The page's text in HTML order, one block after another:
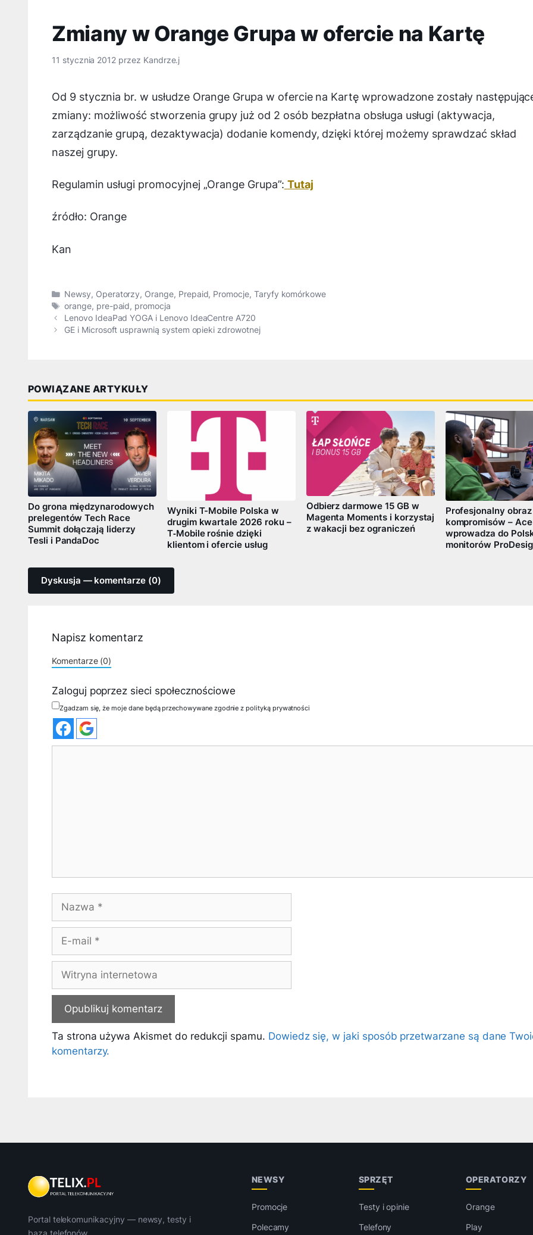
Zmiany w Orange Grupa w ofercie na Kartę
11 stycznia 2012 przez Kandrze.j
Od 9 stycznia br. w usłudze Orange Grupa w ofercie na Kartę wprowadzone zostały
zmiany: możliwość stworzenia grupy już od 2 osób bezpłatna obsługa usługi (aktywacja,
zarządzanie grupą, dezaktywacja) dodanie komendy, dzięki której możemy sprawdzać skład
naszej grupy.
Regulamin usługi promocyjnej „Orange Grupa”: Tutaj
źródło: Orange
Kan
Kategorie
Newsy, Operatorzy, Orange, Prepaid, Promocje, Taryfy komórkowe
Tagi
orange, pre-paid, promocja
Lenovo IdeaPad YOGA i Lenovo IdeaCentre A720
GE i Microsoft usprawnią system opieki zdrowotnej
POWIĄZANE ARTYKUŁY
Do grona międzynarodowych
prelegentów Tech Race
Summit dołączają liderzy
Tesli i PandaDoc
Wyniki T-Mobile Polska w
drugim kwartale 2026 roku –
T‑Mobile rośnie dzięki
klientom i ofercie usług
Odbierz darmowe 15 GB w
Magenta Moments i korzystaj
z wakacji bez ograniczeń
Profesjonalny
kompromisów –
wprowadza do
monitorów
Dyskusja — komentarze (0)
Napisz komentarz
Komentarze (0)
Zaloguj poprzez sieci społecznościowe
Zgadzam się, że moje dane będą przechowywane zgodnie z polityką prywatności
mail
internetowa
Ta strona używa Akismet do redukcji spamu. Dowiedz się, w jaki sposób przetwarzane są dane
komentarzy.
Portal telekomunikacyjny — newsy, testy i
NEWSY
Promocje
Polecamy
SPRZĘT
Testy i opinie
Telefony
OPERATORZY
Orange
Play